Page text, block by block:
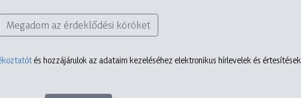
Megadom az érdeklődési köröket
és hozzájárulok az adataim kezeléséhez elektronikus hírlevelek és értesítések